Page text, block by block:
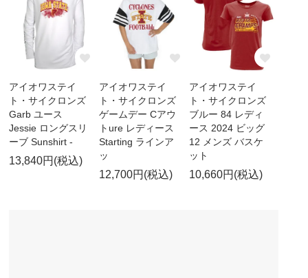
アイオワステイ
ト・サイクロンズ
Garb ユース
Jessie ロングスリ
ーブ Sunshirt -
13,840円(税込)
アイオワステイ
ト・サイクロンズ
ゲームデー Cアウ
トure レディース
Starting ラインア
ッ
12,700円(税込)
アイオワステイ
ト・サイクロンズ
ブルー 84 レディ
ース 2024 ビッグ
12 メンズ バスケ
ット
10,660円(税込)